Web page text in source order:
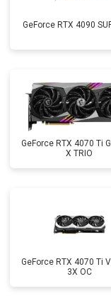
GeForce RTX 4090
GeForce RTX 4070 Ti
X TRIO
GeForce RTX 4070 Ti
3X OC